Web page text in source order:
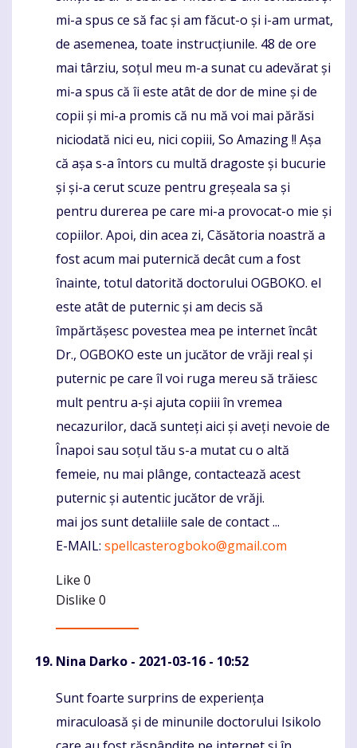
mi-a spus ce să fac și am făcut-o și i-am urmat,
de asemenea, toate instrucțiunile. 48 de ore
mai târziu, soțul meu m-a sunat cu adevărat și
mi-a spus că îi este atât de dor de mine și de
copii și mi-a promis că nu mă voi mai părăsi
niciodată nici eu, nici copiii, So Amazing !! Așa
că așa s-a întors cu multă dragoste și bucurie
și și-a cerut scuze pentru greșeala sa și
pentru durerea pe care mi-a provocat-o mie și
copiilor. Apoi, din acea zi, Căsătoria noastră a
fost acum mai puternică decât cum a fost
înainte, totul datorită doctorului OGBOKO. el
este atât de puternic și am decis să
împărtășesc povestea mea pe internet încât
Dr., OGBOKO este un jucător de vrăji real și
puternic pe care îl voi ruga mereu să trăiesc
mult pentru a-și ajuta copiii în vremea
necazurilor, dacă sunteți aici și aveți nevoie de
Înapoi sau soțul tău s-a mutat cu o altă
femeie, nu mai plânge, contactează acest
puternic și autentic jucător de vrăji.
mai jos sunt detaliile sale de contact ...
E-MAIL: spellcasterogboko@gmail.com
Like 0
Dislike 0
Nina Darko - 2021-03-16 - 10:52
Komentaras
Sunt foarte surprins de experiența
miraculoasă și de minunile doctorului Isikolo